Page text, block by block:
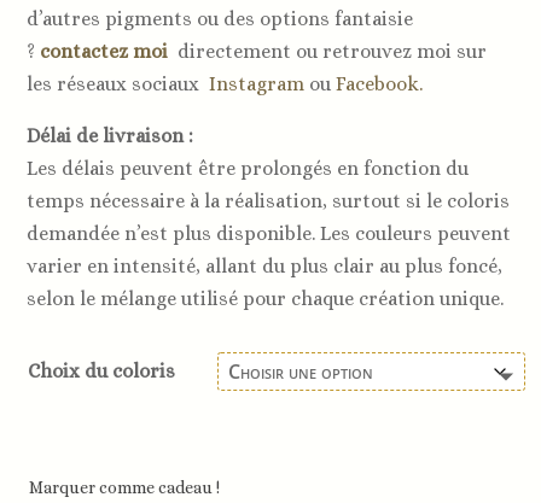
d’autres pigments ou des options fantaisie
? contactez moi directement ou retrouvez moi sur
les réseaux sociauxInstagram ouFacebook.
Délai de livraison :
Les délais peuvent être prolongés en fonction du
temps nécessaire à la réalisation, surtout si le coloris
demandée n’est plus disponible. Les couleurs peuvent
varier en intensité, allant du plus clair au plus foncé,
selon le mélange utilisé pour chaque création unique.
Choix du coloris
Marquer comme cadeau !